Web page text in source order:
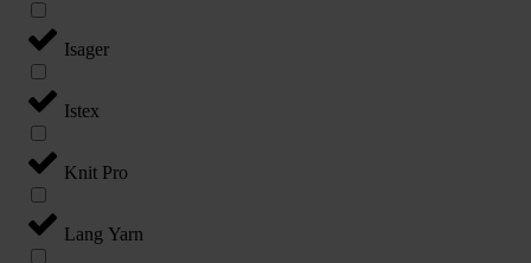
Isager
Istex
Knit Pro
Lang Yarn